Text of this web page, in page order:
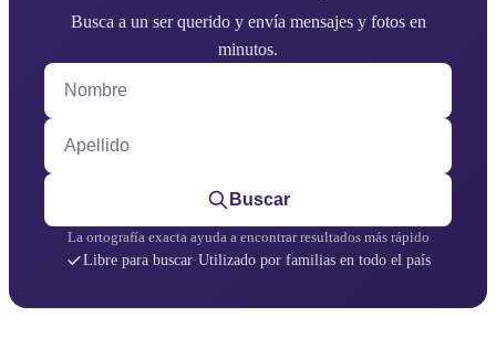
Busca a un ser querido y envía mensajes y fotos en
minutos.
Nombre
Apellido
Buscar
La ortografía exacta ayuda a encontrar resultados más rápido
Libre para buscar·Utilizado por familias en todo el país